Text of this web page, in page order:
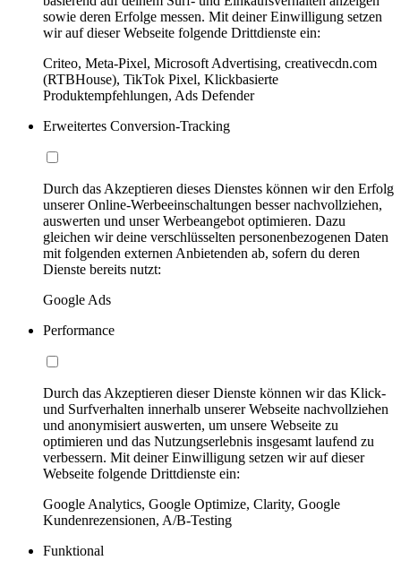
sowie deren Erfolge messen. Mit deiner Einwilligung setzen
wir auf dieser Webseite folgende Drittdienste ein:
Criteo, Meta-Pixel, Microsoft Advertising, creativecdn.com
(RTBHouse), TikTok Pixel, Klickbasierte
Produktempfehlungen, Ads Defender
Erweitertes Conversion-Tracking
Durch das Akzeptieren dieses Dienstes können wir den Erfolg
unserer Online-Werbeeinschaltungen besser nachvollziehen,
auswerten und unser Werbeangebot optimieren. Dazu
gleichen wir deine verschlüsselten personenbezogenen Daten
mit folgenden externen Anbietenden ab, sofern du deren
Dienste bereits nutzt:
Google Ads
Performance
Durch das Akzeptieren dieser Dienste können wir das Klick-
und Surfverhalten innerhalb unserer Webseite nachvollziehen
und anonymisiert auswerten, um unsere Webseite zu
optimieren und das Nutzungserlebnis insgesamt laufend zu
verbessern. Mit deiner Einwilligung setzen wir auf dieser
Webseite folgende Drittdienste ein:
Google Analytics, Google Optimize, Clarity, Google
Kundenrezensionen, A/B-Testing
Funktional